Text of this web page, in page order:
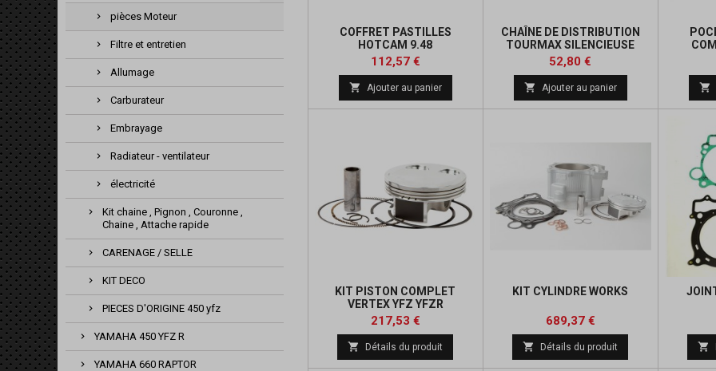
pièces Moteur
Filtre et entretien
Allumage
Carburateur
Embrayage
Radiateur - ventilateur
électricité
Kit chaine , Pignon , Couronne ,
Chaine , Attache rapide
CARENAGE / SELLE
KIT DECO
PIECES D'ORIGINE 450 yfz
YAMAHA 450 YFZ R
YAMAHA 660 RAPTOR
COFFRET PASTILLES
HOTCAM 9.48
Prix
112,57 €Prix
de
base
 Ajouter au panier
CHAÎNE DE DISTRIBUTION
TOURMAX SILENCIEUSE
Prix
52,80 €
base
 Ajouter au panier 
KIT PISTON COMPLET
VERTEX YFZ YFZR
Prix
217,53 €Prix
de
base
 Détails du produit
KIT CYLINDRE WORKS
Prix
689,37 €Prix
de
base
 Détails du produit 